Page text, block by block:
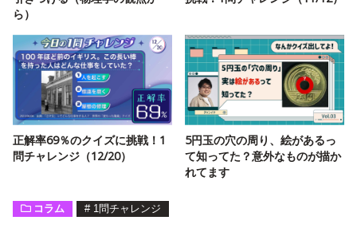
ら）
正解率69％のクイズに挑戦！1
問チャレンジ（12/20）
5円玉の穴の周り、絵があるっ
て知ってた？意外なものが描か
れてます
コラム # 1問チャレンジ